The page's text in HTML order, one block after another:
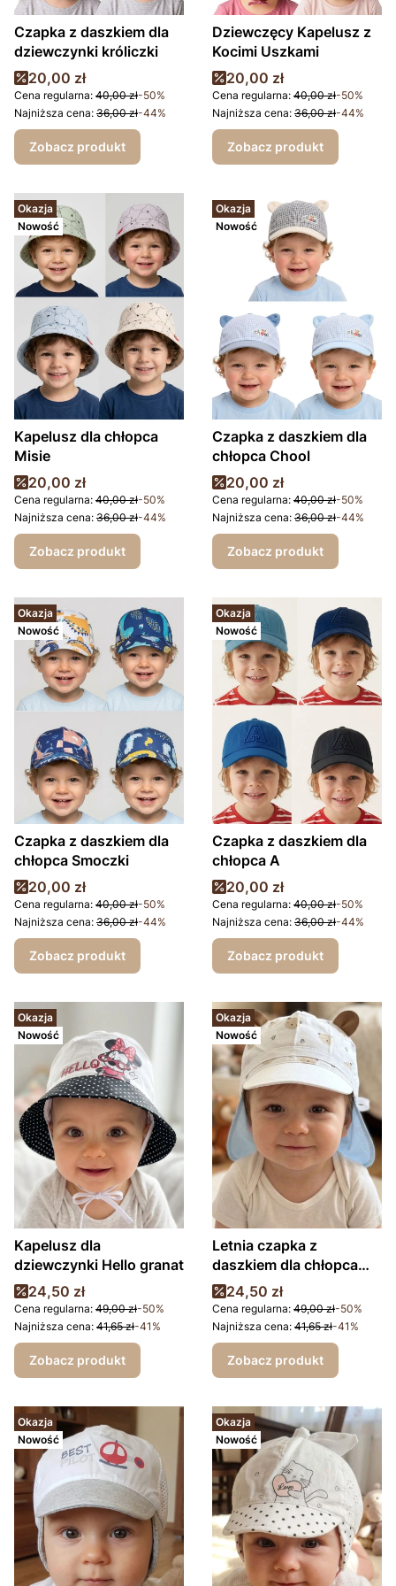
Czapka z daszkiem dla
dziewczynki króliczki
Cena promocyjna
20,00 zł
Cena regularna: 40,00 zł-50%
Najniższa cena: 36,00 zł-44%
Zobacz produkt
Dziewczęcy Kapelusz z
Kocimi Uszkami
Cena promocyjna
20,00 zł
Cena regularna: 40,00 zł-50%
Najniższa cena: 36,00 zł-44%
Zobacz produkt
Okazja
Nowość
Kapelusz dla chłopca
Misie
Cena promocyjna
20,00 zł
Cena regularna: 40,00 zł-50%
Najniższa cena: 36,00 zł-44%
Zobacz produkt
Okazja
Nowość
Czapka z daszkiem dla
chłopca Chool
Cena promocyjna
20,00 zł
Cena regularna: 40,00 zł-50%
Najniższa cena: 36,00 zł-44%
Zobacz produkt
Okazja
Nowość
Czapka z daszkiem dla
chłopca Smoczki
Cena promocyjna
20,00 zł
Cena regularna: 40,00 zł-50%
Najniższa cena: 36,00 zł-44%
Zobacz produkt
Okazja
Nowość
Czapka z daszkiem dla
chłopca A
Cena promocyjna
20,00 zł
Cena regularna: 40,00 zł-50%
Najniższa cena: 36,00 zł-44%
Zobacz produkt
Okazja
Nowość
Kapelusz dla
dziewczynki Hello granat
Cena promocyjna
24,50 zł
Cena regularna: 49,00 zł-50%
Najniższa cena: 41,65 zł-41%
Zobacz produkt
Okazja
Nowość
Letnia czapka z
daszkiem dla chłopca
Miśki
Cena promocyjna
24,50 zł
Cena regularna: 49,00 zł-50%
Najniższa cena: 41,65 zł-41%
Zobacz produkt
Okazja
Nowość
Okazja
Nowość